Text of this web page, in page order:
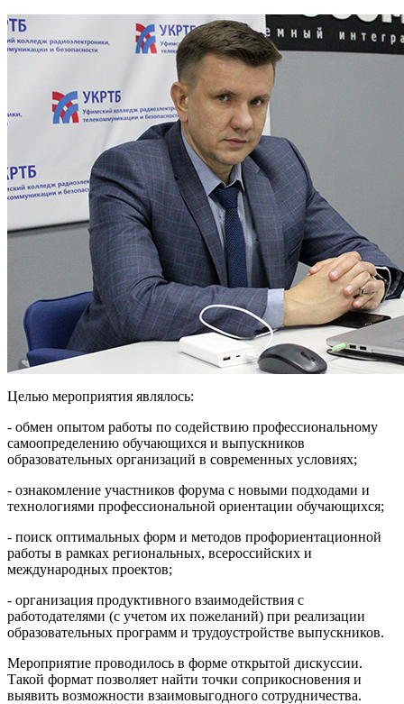
Целью мероприятия являлось:
- обмен опытом работы по содействию профессиональному
самоопределению обучающихся и выпускников
образовательных организаций в современных условиях;
- ознакомление участников форума с новыми подходами и
технологиями профессиональной ориентации обучающихся;
- поиск оптимальных форм и методов профориентационной
работы в рамках региональных, всероссийских и
международных проектов;
- организация продуктивного взаимодействия с
работодателями (с учетом их пожеланий) при реализации
образовательных программ и трудоустройстве выпускников.
Мероприятие проводилось в форме открытой дискуссии.
Такой формат позволяет найти точки соприкосновения и
выявить возможности взаимовыгодного сотрудничества.